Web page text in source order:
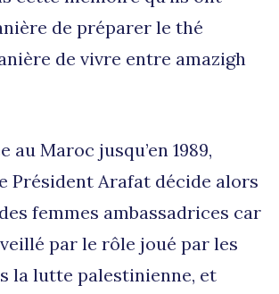
de préparer le thé
de vivre entre amazigh
au Maroc jusqu’en 1989,
Président Arafat décide alors
femmes ambassadrices car
par le rôle joué par les
la lutte palestinienne, et